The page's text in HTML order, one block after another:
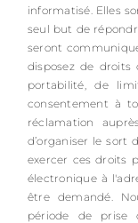
informatisé. Elles
seul but de
seront
disposez de droits
portabilité, de
consentement à
réclamation
d’organiser le sort
exercer ces droits
électronique à
être demandé.
période de